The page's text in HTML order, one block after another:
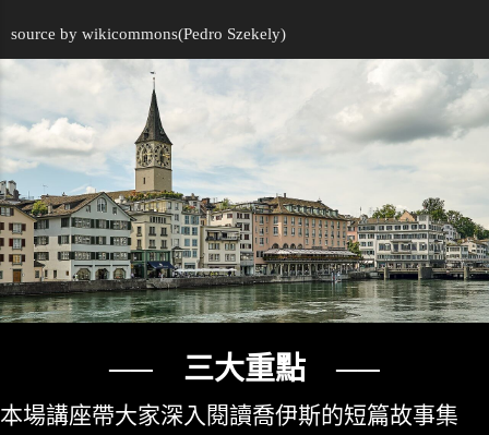
source by wikicommons(Pedro Szekely)
── 三大重點 ──
本場講座帶大家深入閱讀喬伊斯的短篇故事集